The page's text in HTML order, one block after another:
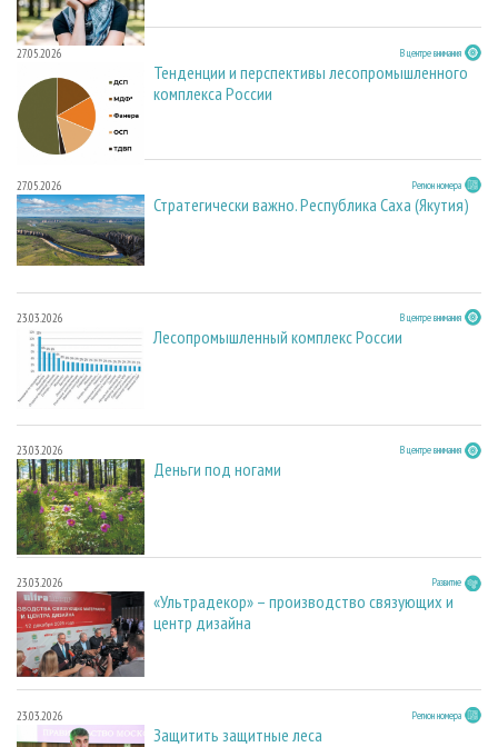
27.05.2026 В центре внимания
Тенденции и перспективы лесопромышленного
комплекса России
27.05.2026 Регион номера
Стратегически важно. Республика Саха (Якутия)
23.03.2026 В центре внимания
Лесопромышленный комплекс России
23.03.2026 В центре внимания
Деньги под ногами
23.03.2026 Развитие
«Ультрадекор» – производство связующих и
центр дизайна
23.03.2026 Регион номера
Защитить защитные леса